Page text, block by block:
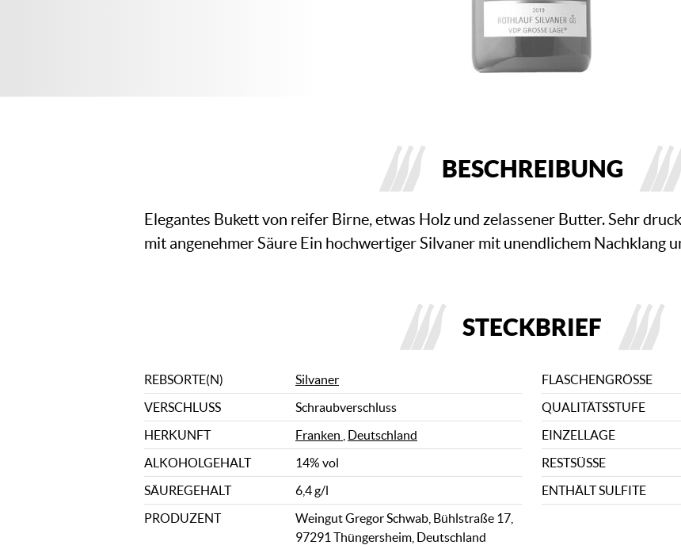
BESCHREIBUNG
Elegantes Bukett von reifer Birne, etwas Holz und zelassener Butter. Sehr
mit angenehmer Säure Ein hochwertiger Silvaner mit unendlichem Nachklang
STECKBRIEF
REBSORTE(N) Silvaner FLASCHENGRÖSSE
VERSCHLUSS
Schraubverschluss QUALITÄTSSTUFE
HERKUNFT
Franken Deutschland EINZELLAGE
ALKOHOLGEHALT
14% vol RESTSÜSSE
SÄUREGEHALT
6,4 g/l ENTHÄLT SULFITE
PRODUZENT
Weingut Gregor Schwab, Bühlstraße 17,
97291 Thüngersheim, Deutschland